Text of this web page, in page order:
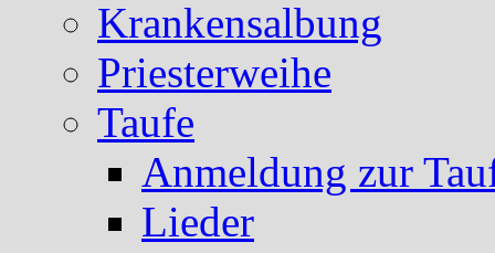
Krankensalbung
Priesterweihe
Taufe
Anmeldung zur
Lieder